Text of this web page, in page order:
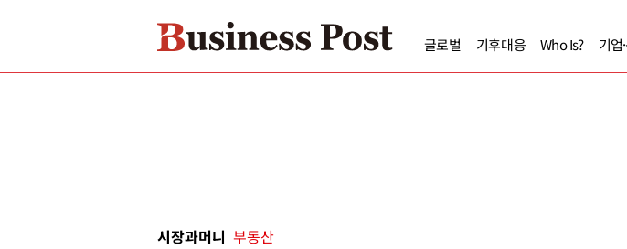
글로벌 기후대응 Who Is? 기업
시장과머니 부동산